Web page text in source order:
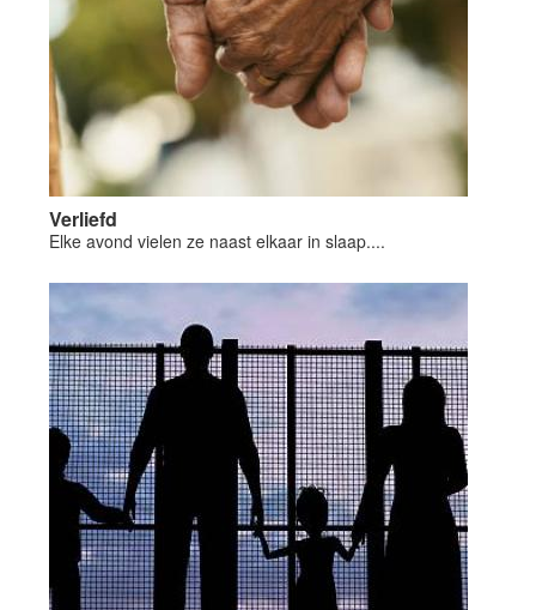
Verliefd
Elke avond vielen ze naast elkaar in slaap....